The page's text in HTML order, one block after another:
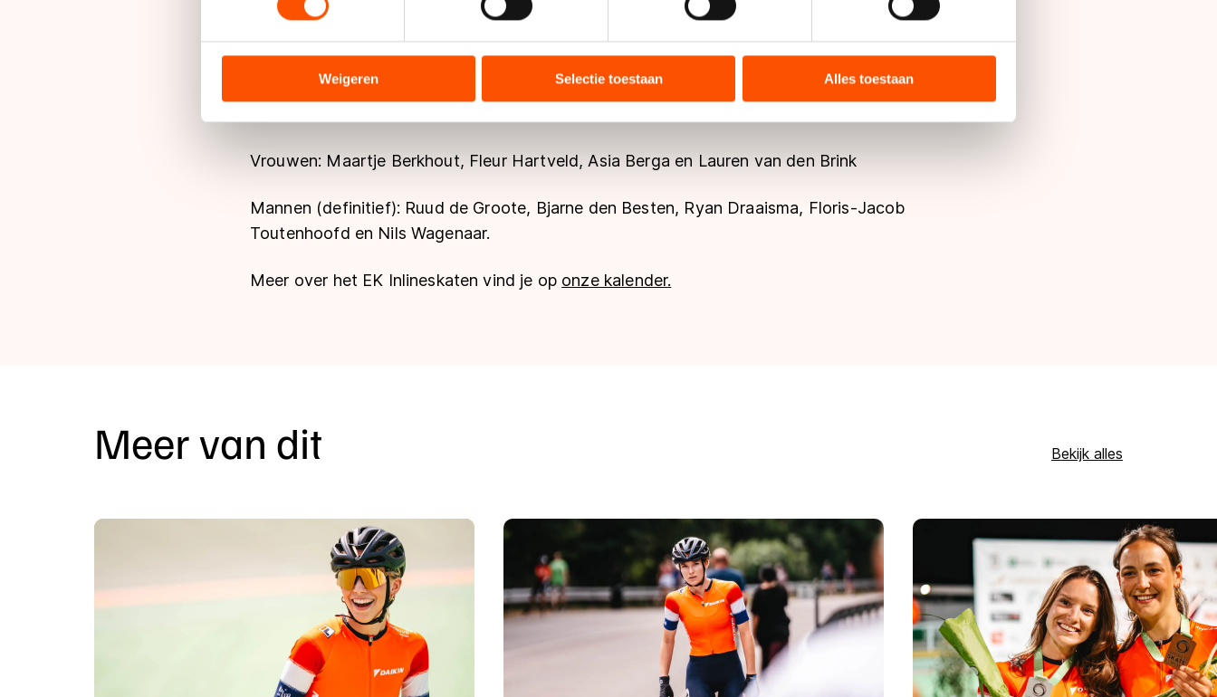
analyseren. We delen informatie over uw gebruik van onze site met onze partners voor social media, advertenties en
analyse. Zij kunnen deze combineren met andere gegevens die u aan hen heeft verstrekt of die zij hebben verzameld via
hun services. Sommige partners kunnen gegevens doorgeven aan landen buiten de EU, zoals de VS, waar mogelijk geen
adequaat beschermingsniveau geldt volgens de GDPR. Door op ‘Toestaan’ te klikken, stemt u in met deze overdracht.
Weigeren Selectie toestaan Alles toestaan
Vrouwen: Janna Wietske van der Ende
Vrouwen: Maartje Berkhout, Fleur Hartveld, Asia Berga en Lauren van den Brink
Mannen (definitief): Ruud de Groote, Bjarne den Besten, Ryan Draaisma, Floris-Jacob
Toutenhoofd en Nils Wagenaar.
Meer over het EK Inlineskaten vind je op onze kalender.
Meer van dit Bekijk alles